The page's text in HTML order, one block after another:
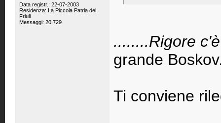
Data registr.: 22-07-2003
Residenza: La Piccola Patria del
Friuli
Messaggi: 20.729
........Rigore
grande
Ti conviene